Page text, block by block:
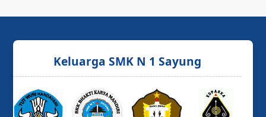
Keluarga SMK N 1 Sayung